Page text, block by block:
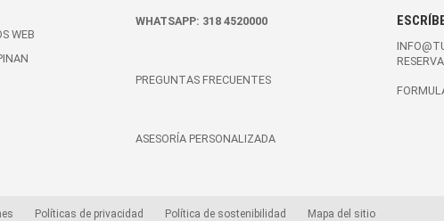
WEB
WHATSAPP: 318 4520000
PREGUNTAS FRECUENTES
ASESORÍA PERSONALIZADA
Políticas de privacidad Política de sostenibilidad Mapa del sitio